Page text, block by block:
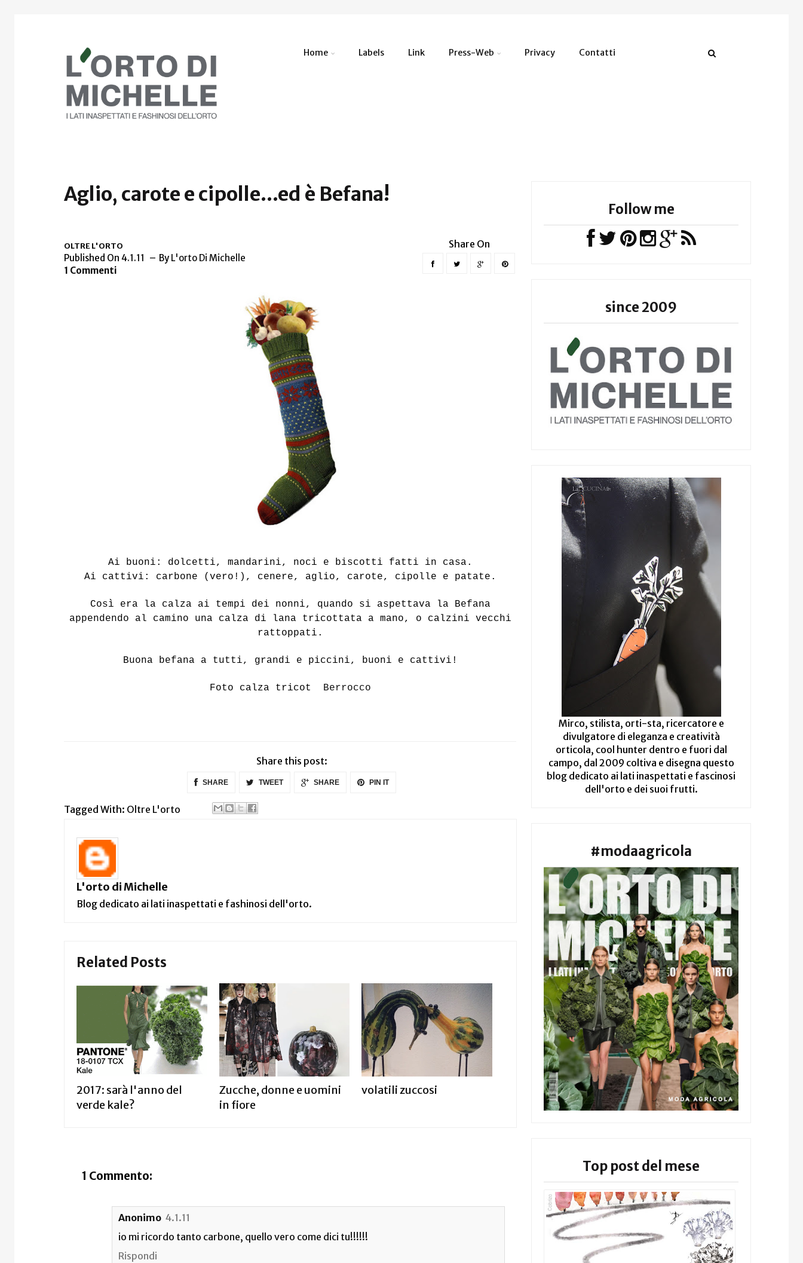
Home Labels Link Press-Web Privacy Contatti
Aglio, carote e cipolle...ed è Befana!
OLTRE L'ORTO
Published On 4.1.11 By L'orto Di Michelle
1 Commenti
Ai buoni: dolcetti, mandarini, noci e biscotti fatti in casa.
Ai cattivi: carbone (vero!), cenere, aglio, carote, cipolle e patate.
Così era la calza ai tempi dei nonni, quando si aspettava la Befana
appendendo al camino una calza di lana tricottata a mano, o calzini vecchi
rattoppati.
Buona befana a tutti, grandi e piccini, buoni e cattivi!
Foto calza tricot Berrocco
Share this post:
SHARE TWEET SHARE PIN IT
Tagged With: Oltre L'orto
L'orto di Michelle
Blog dedicato ai lati inaspettati e fashinosi dell'orto.
Related Posts
2017: sarà l'anno del
verde kale?
Zucche, donne e uomini
in fiore
volatili zuccosi
1 Commento:
Anonimo 4.1.11
io mi ricordo tanto carbone, quello vero come dici tu!!!!!!
Rispondi
Follow me
since 2009
Mirco, stilista, orti-sta, ricercatore e
divulgatore di eleganza e creatività
orticola, cool hunter dentro e fuori dal
campo, dal 2009 coltiva e disegna questo
blog dedicato ai lati inaspettati e fascinosi
dell'orto e dei suoi frutti.
#modaagricola
Top post del mese